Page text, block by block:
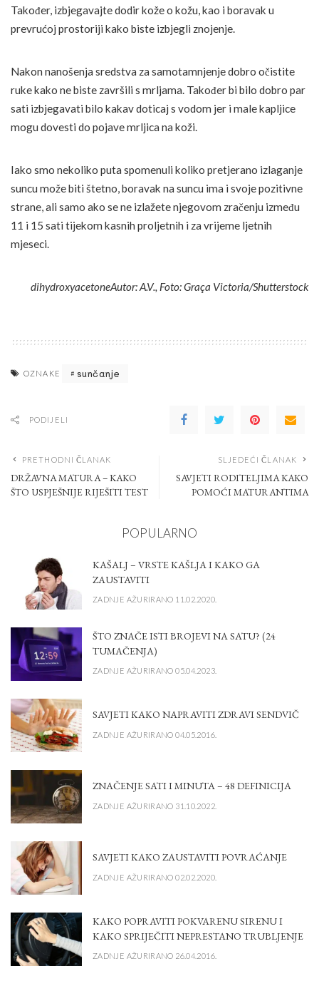
Također, izbjegavajte dodir kože o kožu, kao i boravak u
prevrućoj prostoriji kako biste izbjegli znojenje.
Nakon nanošenja sredstva za samotamnjenje dobro očistite
ruke kako ne biste završili s mrljama. Također bi bilo dobro par
sati izbjegavati bilo kakav doticaj s vodom jer i male kapljice
mogu dovesti do pojave mrljica na koži.
Iako smo nekoliko puta spomenuli koliko pretjerano izlaganje
suncu može biti štetno, boravak na suncu ima i svoje pozitivne
strane, ali samo ako se ne izlažete njegovom zračenju između
11 i 15 sati tijekom kasnih proljetnih i za vrijeme ljetnih
mjeseci.
dihydroxyacetoneAutor: A.V., Foto: Graça Victoria/Shutterstock
OZNAKE sunčanje
PODIJELI
PRETHODNI ČLANAK
DRŽAVNA MATURA – KAKO
ŠTO USPJEŠNIJE RIJEŠITI TEST
SLJEDEĆI ČLANAK
SAVJETI RODITELJIMA KAKO
POMOĆI MATURANTIMA
POPULARNO
KAŠALJ – VRSTE KAŠLJA I KAKO GA
ZAUSTAVITI
ZADNJE AŽURIRANO 11.02.2020.
ŠTO ZNAČE ISTI BROJEVI NA SATU? (24
TUMAČENJA)
ZADNJE AŽURIRANO 05.04.2023.
SAVJETI KAKO NAPRAVITI ZDRAVI SENDVIČ
ZADNJE AŽURIRANO 04.05.2016.
ZNAČENJE SATI I MINUTA – 48 DEFINICIJA
ZADNJE AŽURIRANO 31.10.2022.
SAVJETI KAKO ZAUSTAVITI POVRAĆANJE
ZADNJE AŽURIRANO 02.02.2020.
KAKO POPRAVITI POKVARENU SIRENU I
KAKO SPRIJEČITI NEPRESTANO TRUBLJENJE
ZADNJE AŽURIRANO 26.04.2016.